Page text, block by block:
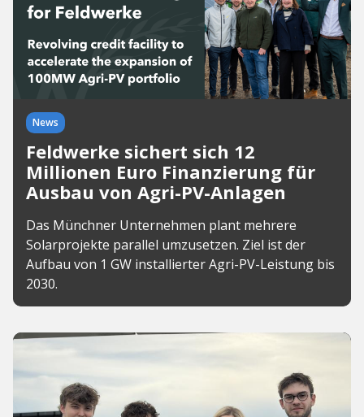
News
Feldwerke sichert sich 12
Millionen Euro Finanzierung für
Ausbau von Agri-PV-Anlagen
Das Münchner Unternehmen plant mehrere
Solarprojekte parallel umzusetzen. Ziel ist der
Aufbau von 1 GW installierter Agri-PV-Leistung bis
2030.